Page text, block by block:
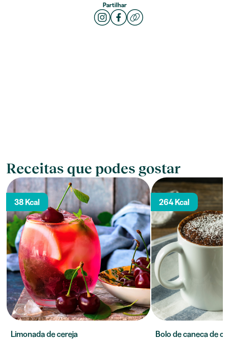
Partilhar
Receitas que podes gostar
Limonada de cereja
38 Kcal
Bolo de caneca de
264 Kcal